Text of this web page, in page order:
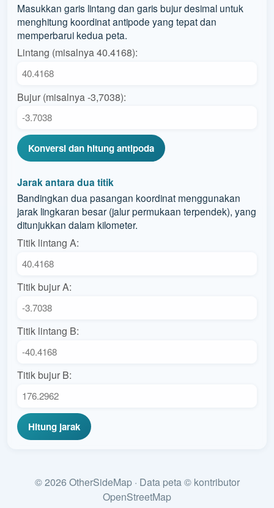
Masukkan garis lintang dan garis bujur desimal untuk
menghitung koordinat antipode yang tepat dan
memperbarui kedua peta.
Lintang (misalnya 40.4168):
Bujur (misalnya -3,7038):
Konversi dan hitung antipoda
Jarak antara dua titik
Bandingkan dua pasangan koordinat menggunakan
jarak lingkaran besar (jalur permukaan terpendek), yang
ditunjukkan dalam kilometer.
Titik lintang A:
Titik bujur A:
Titik lintang B:
Titik bujur B:
Hitung jarak
© 2026 OtherSideMap · Data peta © kontributor
OpenStreetMap